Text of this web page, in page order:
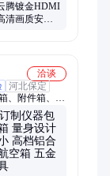
腾镀金HDMI
清画质安全
洽谈
河北保定
、附件箱、收
装箱、消防器
、仪器仪表
储备箱、通讯
、物资器材箱